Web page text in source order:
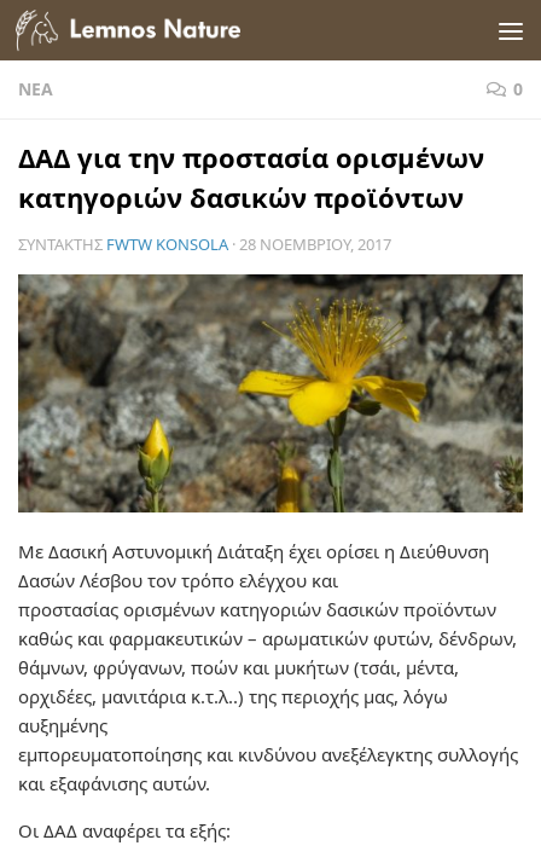
Skip to content
ΝΈΑ 0
ΔΑΔ για την προστασία ορισμένων
κατηγοριών δασικών προϊόντων
ΣΥΝΤΆΚΤΗΣ FWTW KONSOLA ·28 ΝΟΕΜΒΡΊΟΥ, 2017
Με Δασική Αστυνομική Διάταξη έχει ορίσει η Διεύθυνση
Δασών Λέσβου τον τρόπο ελέγχου και
προστασίας ορισμένων κατηγοριών δασικών προϊόντων
καθώς και φαρμακευτικών – αρωματικών φυτών, δένδρων,
θάμνων, φρύγανων, ποών και μυκήτων (τσάι, μέντα,
ορχιδέες, μανιτάρια κ.τ.λ..) της περιοχής μας, λόγω
αυξημένης
εμπορευματοποίησης και κινδύνου ανεξέλεγκτης συλλογής
και εξαφάνισης αυτών.
Οι ΔΑΔ αναφέρει τα εξής: